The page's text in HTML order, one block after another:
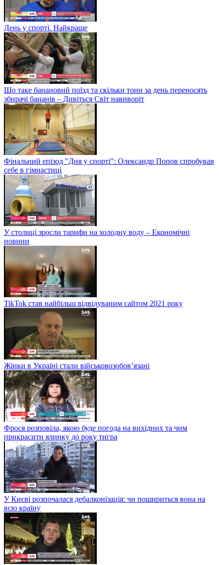
День у спорті. Найкраще
Що таке банановий поїзд та скільки тонн за день переносять
збирачі бананів – Дивіться Світ навиворіт
Фінальний епізод "Дня у спорті": Олександр Попов спробував
себе в гімнастиці
У столиці зросли тарифи на холодну воду – Економічні
новини
TikTok став найбільш відвідуваним сайтом 2021 року
Жінки в Україні стали військовозобов’язані
Фрося розповіла, якою буде погода на вихідних та чим
прикрасити ялинку до року тигра
У Києві розпочалася дебалконізація: чи пошириться вона на
всю країну